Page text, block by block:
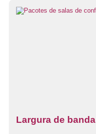
Largura de banda